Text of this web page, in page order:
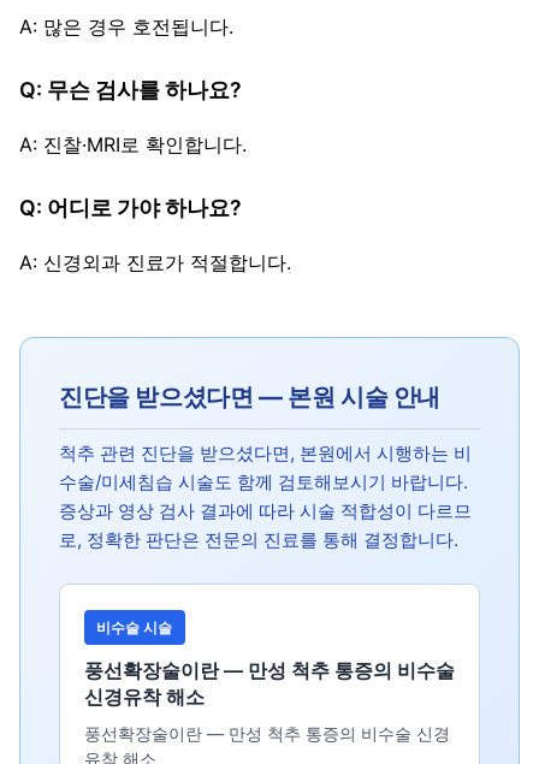
A: 많은 경우 호전됩니다.
Q: 무슨 검사를 하나요?
A: 진찰·MRI로 확인합니다.
Q: 어디로 가야 하나요?
A: 신경외과 진료가 적절합니다.
진단을 받으셨다면 — 본원 시술 안내
척추 관련 진단을 받으셨다면, 본원에서 시행하는 비
수술/미세침습 시술도 함께 검토해보시기 바랍니다.
증상과 영상 검사 결과에 따라 시술 적합성이 다르므
로, 정확한 판단은 전문의 진료를 통해 결정합니다.
비수술 시술
풍선확장술이란 — 만성 척추 통증의 비수술
신경유착 해소
풍선확장술이란 — 만성 척추 통증의 비수술 신경
유착 해소